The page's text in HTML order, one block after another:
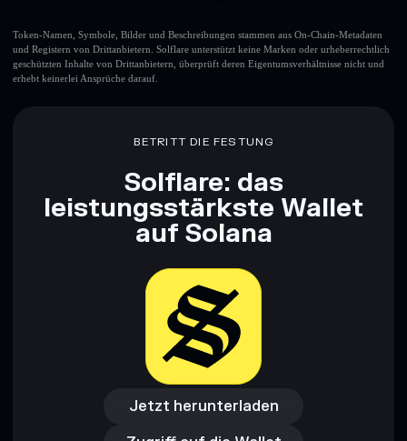
Token-Namen, Symbole, Bilder und Beschreibungen stammen aus On-Chain-Metadaten
und Registern von Drittanbietern. Solflare unterstützt keine Marken oder urheberrechtlich
geschützten Inhalte von Drittanbietern, überprüft deren Eigentumsverhältnisse nicht und
erhebt keinerlei Ansprüche darauf.
BETRITT DIE FESTUNG
Solflare: das
leistungsstärkste Wallet
auf Solana
Jetzt herunterladen
Jetzt herunterladen
Zugriff auf die Wallet